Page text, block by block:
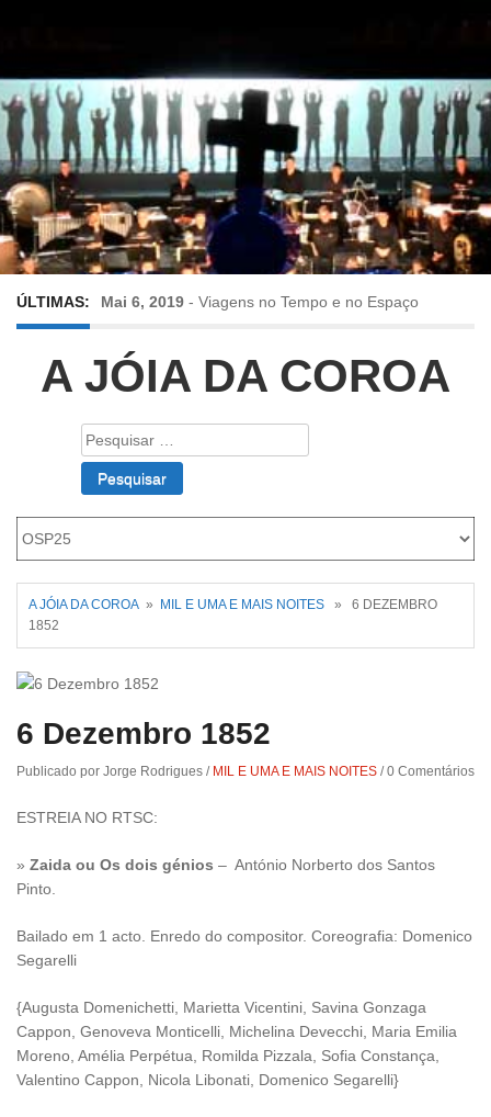
ÚLTIMAS: Mai 6, 2019 - Viagens no Tempo e no Espaço
Abr 24, 2019 -Diz-me a verdade a mentir
Fev 22, 2019
Roriz
A JÓIA DA COROA
Pesquisar
por:
A JÓIA DA COROA » MIL E UMA E MAIS NOITES » 6 DEZEMBRO
1852
6 Dezembro 1852
Publicado por Jorge Rodrigues / MIL E UMA E MAIS NOITES /0 Comentários
ESTREIA NO RTSC:
» Zaida ou Os dois génios – António Norberto dos Santos
Pinto.
Bailado em 1 acto. Enredo do compositor. Coreografia: Domenico
Segarelli
{Augusta Domenichetti, Marietta Vicentini, Savina Gonzaga
Cappon, Genoveva Monticelli, Michelina Devecchi, Maria Emilia
Moreno, Amélia Perpétua, Romilda Pizzala, Sofia Constança,
Valentino Cappon, Nicola Libonati, Domenico Segarelli}